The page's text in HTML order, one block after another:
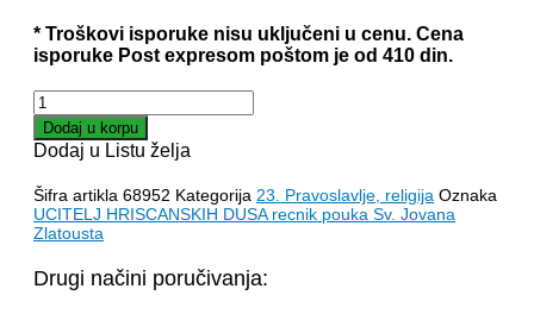
* Troškovi isporuke nisu uključeni u cenu. Cena
isporuke Post expresom poštom je od 410 din.
UČITELJ
HRIŠĆANSKIH
DUŠA
rečnik
pouka
Sv.
Jovana
količina
Dodaj u korpu
Dodaj u Listu želja
Šifra artikla 68952 Kategorija 23. Pravoslavlje, religija Oznaka
UCITELJ HRISCANSKIH DUSA recnik pouka Sv. Jovana
Zlatousta
Drugi načini poručivanja: